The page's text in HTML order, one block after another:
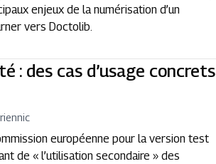
enjeux de la numérisation d’un
vers Doctolib.
: des cas d’usage concrets
européenne pour la version test
de « l’utilisation secondaire » des